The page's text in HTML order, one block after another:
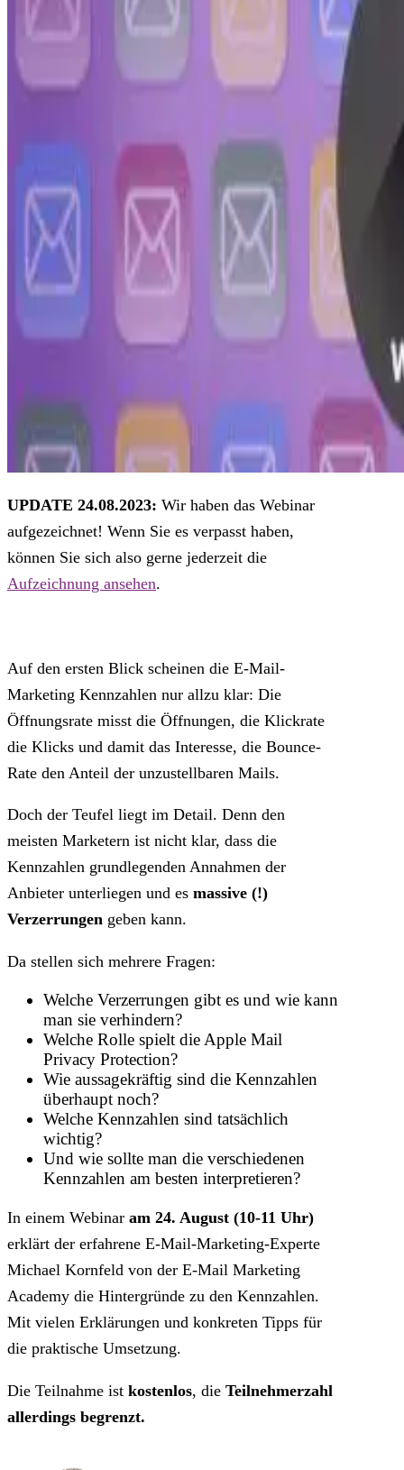
UPDATE 24.08.2023: Wir haben das Webinar
aufgezeichnet! Wenn Sie es verpasst haben,
können Sie sich also gerne jederzeit die
Aufzeichnung ansehen.
Auf den ersten Blick scheinen die E-Mail-
Marketing Kennzahlen nur allzu klar: Die
Öffnungsrate misst die Öffnungen, die Klickrate
die Klicks und damit das Interesse, die Bounce-
Rate den Anteil der unzustellbaren Mails.
Doch der Teufel liegt im Detail. Denn den
meisten Marketern ist nicht klar, dass die
Kennzahlen grundlegenden Annahmen der
Anbieter unterliegen und es massive (!)
Verzerrungen geben kann.
Da stellen sich mehrere Fragen:
Welche Verzerrungen gibt es und wie kann
man sie verhindern?
Welche Rolle spielt die Apple Mail
Privacy Protection?
Wie aussagekräftig sind die Kennzahlen
überhaupt noch?
Welche Kennzahlen sind tatsächlich
wichtig?
Und wie sollte man die verschiedenen
Kennzahlen am besten interpretieren?
In einem Webinar am 24. August (10-11 Uhr)
erklärt der erfahrene E-Mail-Marketing-Experte
Michael Kornfeld von der E-Mail Marketing
Academy die Hintergründe zu den Kennzahlen.
Mit vielen Erklärungen und konkreten Tipps für
die praktische Umsetzung.
Die Teilnahme ist kostenlos, die Teilnehmerzahl
allerdings begrenzt.